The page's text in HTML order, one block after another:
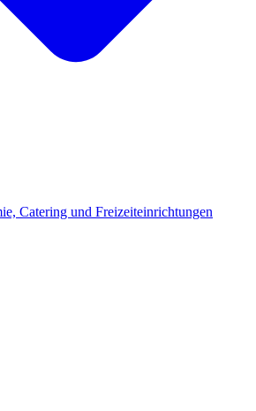
Catering und Freizeiteinrichtungen